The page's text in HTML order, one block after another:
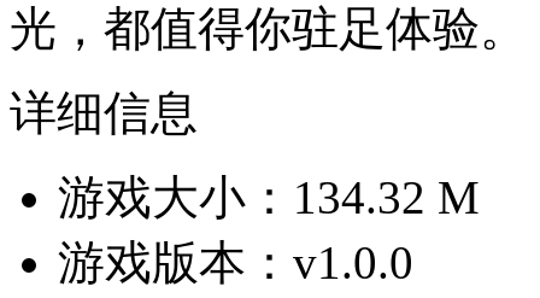
光，都值得你驻足体验。
详细信息
游戏大小：134.32 M
游戏版本：v1.0.0